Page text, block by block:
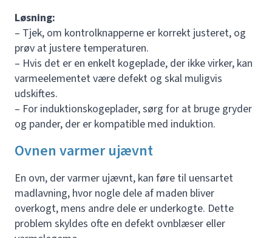
Løsning:
– Tjek, om kontrolknapperne er korrekt justeret, og
prøv at justere temperaturen.
– Hvis det er en enkelt kogeplade, der ikke virker, kan
varmeelementet være defekt og skal muligvis
udskiftes.
– For induktionskogeplader, sørg for at bruge gryder
og pander, der er kompatible med induktion.
Ovnen varmer ujævnt
En ovn, der varmer ujævnt, kan føre til uensartet
madlavning, hvor nogle dele af maden bliver
overkogt, mens andre dele er underkogte. Dette
problem skyldes ofte en defekt ovnblæser eller